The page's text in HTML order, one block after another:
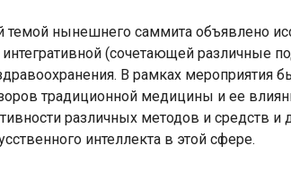
темой нынешнего саммита объявлено
(сочетающей различные
В рамках мероприятия
традиционной медицины и ее
различных методов и средств и
интеллекта в этой сфере.